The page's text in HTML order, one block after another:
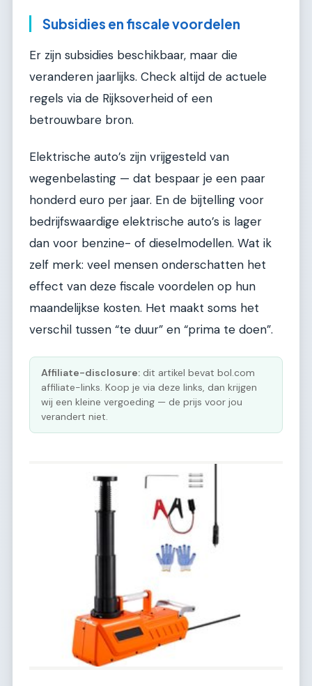
Subsidies en fiscale voordelen
Er zijn subsidies beschikbaar, maar die
veranderen jaarlijks. Check altijd de actuele
regels via de Rijksoverheid of een
betrouwbare bron.
Elektrische auto’s zijn vrijgesteld van
wegenbelasting — dat bespaar je een paar
honderd euro per jaar. En de bijtelling voor
bedrijfswaardige elektrische auto’s is lager
dan voor benzine- of dieselmodellen. Wat ik
zelf merk: veel mensen onderschatten het
effect van deze fiscale voordelen op hun
maandelijkse kosten. Het maakt soms het
verschil tussen “te duur” en “prima te doen”.
Affiliate-disclosure: dit artikel bevat bol.com
affiliate-links. Koop je via deze links, dan krijgen
wij een kleine vergoeding — de prijs voor jou
verandert niet.